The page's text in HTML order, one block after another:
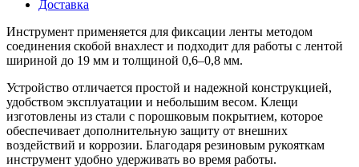
Доставка
Инструмент применяется для фиксации ленты методом
соединения скобой внахлест и подходит для работы с лентой
шириной до 19 мм и толщиной 0,6–0,8 мм.
Устройство отличается простой и надежной конструкцией,
удобством эксплуатации и небольшим весом. Клещи
изготовлены из стали с порошковым покрытием, которое
обеспечивает дополнительную защиту от внешних
воздействий и коррозии. Благодаря резиновым рукояткам
инструмент удобно удерживать во время работы.